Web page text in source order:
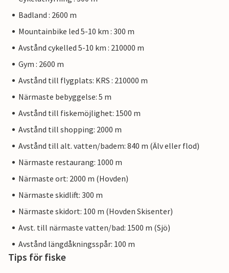
Badland : 2600 m
Mountainbike led 5-10 km : 300 m
Avstånd cykelled 5-10 km : 210000 m
Gym : 2600 m
Avstånd till flygplats: KRS : 210000 m
Närmaste bebyggelse: 5 m
Avstånd till fiskemöjlighet: 1500 m
Avstånd till shopping: 2000 m
Avstånd till alt. vatten/badem: 840 m (Älv eller flod)
Närmaste restaurang: 1000 m
Närmaste ort: 2000 m (Hovden)
Närmaste skidlift: 300 m
Närmaste skidort: 100 m (Hovden Skisenter)
Avst. till närmaste vatten/bad: 1500 m (Sjö)
Avstånd längdåkningsspår: 100 m
Tips för fiske